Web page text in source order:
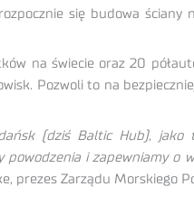
się budowa ściany
na świecie oraz 20
Pozwoli to na
(dziś Baltic Hub), jako
powodzenia i zapewniamy o
prezes Zarządu Morskiego